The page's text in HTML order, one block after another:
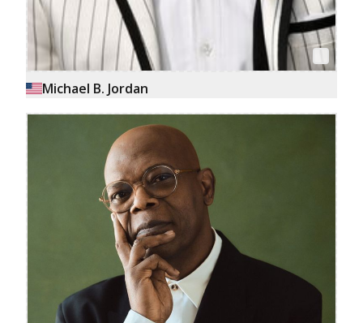
Michael B. Jordan